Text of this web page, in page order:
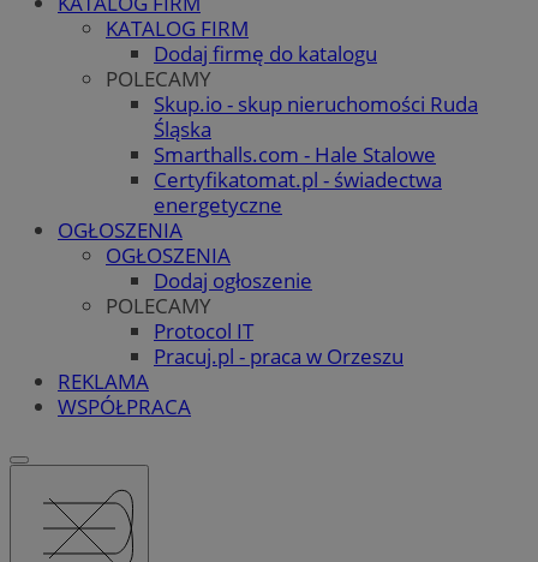
KATALOG FIRM
Dodaj firmę do katalogu
POLECAMY
Skup.io - skup nieruchomości Ruda
Śląska
Smarthalls.com - Hale Stalowe
Certyfikatomat.pl - świadectwa
energetyczne
OGŁOSZENIA
OGŁOSZENIA
Dodaj ogłoszenie
POLECAMY
Protocol IT
Pracuj.pl - praca w Orzeszu
REKLAMA
WSPÓŁPRACA